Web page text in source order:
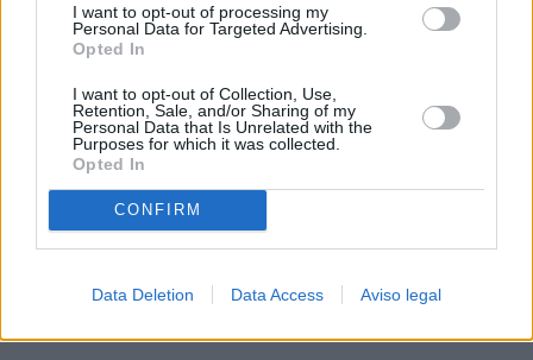
I want to opt-out of processing my
Personal Data for Targeted Advertising.
Opted In
I want to opt-out of Collection, Use,
Retention, Sale, and/or Sharing of my
Personal Data that Is Unrelated with the
Purposes for which it was collected.
Opted In
CONFIRM
Data Deletion Data Access Aviso legal